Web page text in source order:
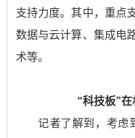
支持力度。其中，重点
数据与云计算、集成电
术等。
“科技板”在
记者了解到，考虑